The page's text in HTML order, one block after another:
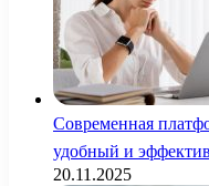
Современная
удобный и
20.11.2025